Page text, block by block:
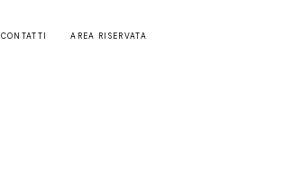
CONTATTI AREA RISERVATA